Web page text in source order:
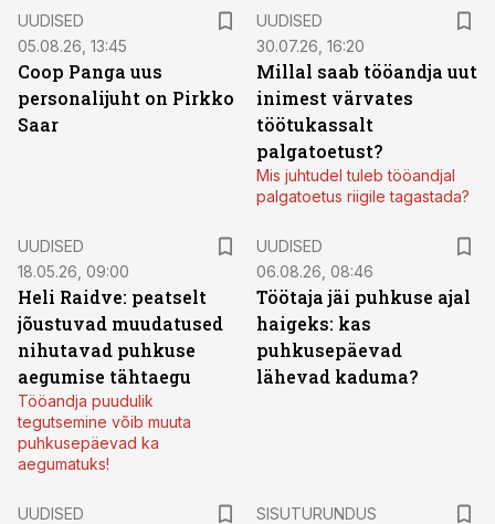
UUDISED
05.08.26, 13:45
Coop Panga uus
personalijuht on Pirkko
Saar
UUDISED
30.07.26, 16:20
Millal saab tööandja uut
inimest värvates
töötukassalt
palgatoetust?
Mis juhtudel tuleb tööandjal
palgatoetus riigile tagastada?
UUDISED
18.05.26, 09:00
Heli Raidve: peatselt
jõustuvad muudatused
nihutavad puhkuse
aegumise tähtaegu
Tööandja puudulik
tegutsemine võib muuta
puhkusepäevad ka
aegumatuks!
UUDISED
06.08.26, 08:46
Töötaja jäi puhkuse ajal
haigeks: kas
puhkusepäevad
lähevad kaduma?
UUDISED
SISUTURUNDUS